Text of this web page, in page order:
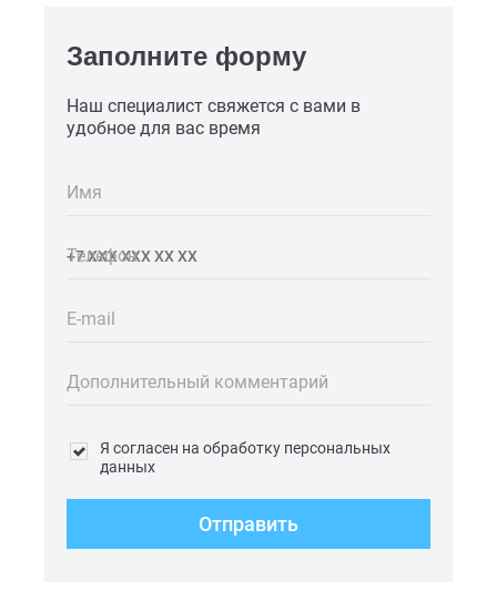
Заполните форму
Наш специалист свяжется с вами в
удобное для вас время
Имя
Телефон
E-mail
Дополнительный комментарий
Я согласен на обработку персональных
данных
Отправить